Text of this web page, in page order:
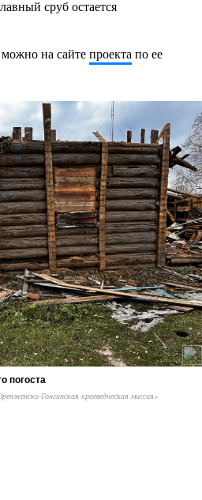
сруб остается
на сайтепроектапо ее
погоста
Гонгинская краеведческая миссия»